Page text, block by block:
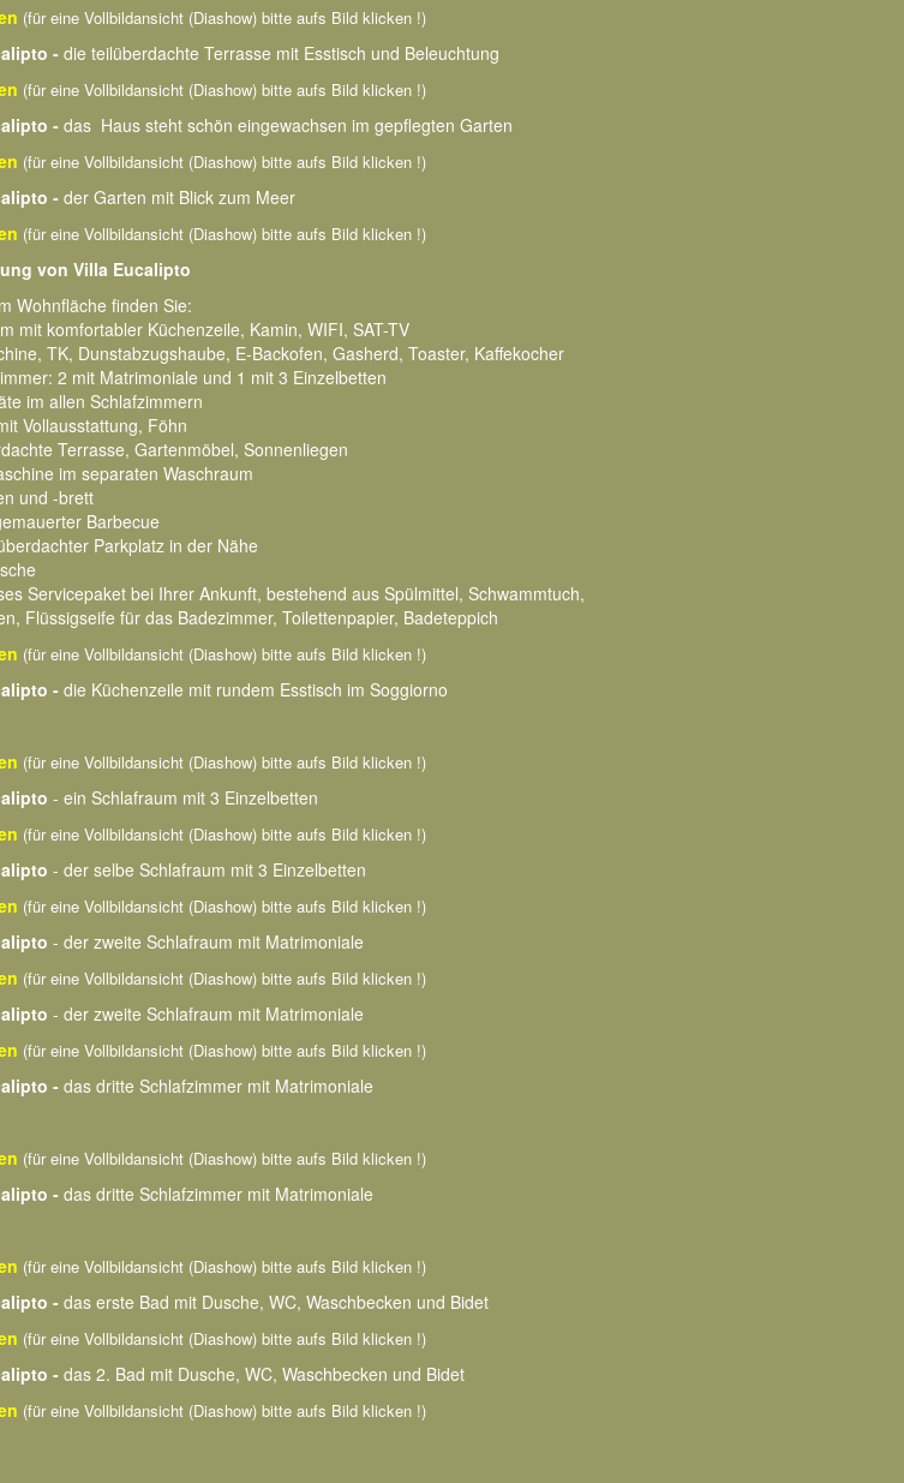
(für eine Vollbildansicht (Diashow) bitte aufs Bild klicken !)
- die teilüberdachte Terrasse mit Esstisch und Beleuchtung
(für eine Vollbildansicht (Diashow) bitte aufs Bild klicken !)
- das Haus steht schön eingewachsen im gepflegten Garten
(für eine Vollbildansicht (Diashow) bitte aufs Bild klicken !)
- der Garten mit Blick zum Meer
(für eine Vollbildansicht (Diashow) bitte aufs Bild klicken !)
von Villa Eucalipto
Wohnfläche finden Sie:
mit komfortabler Küchenzeile, Kamin, WIFI, SAT-TV
TK, Dunstabzugshaube, E-Backofen, Gasherd, Toaster, Kaffekocher
2 mit Matrimoniale und 1 mit 3 Einzelbetten
im allen Schlafzimmern
Vollausstattung, Föhn
Terrasse, Gartenmöbel, Sonnenliegen
im separaten Waschraum
und -brett
Barbecue
Parkplatz in der Nähe
Servicepaket bei Ihrer Ankunft, bestehend aus Spülmittel, Schwammtuch,
Flüssigseife für das Badezimmer, Toilettenpapier, Badeteppich
(für eine Vollbildansicht (Diashow) bitte aufs Bild klicken !)
- die Küchenzeile mit rundem Esstisch im Soggiorno
(für eine Vollbildansicht (Diashow) bitte aufs Bild klicken !)
- ein Schlafraum mit 3 Einzelbetten
(für eine Vollbildansicht (Diashow) bitte aufs Bild klicken !)
- der selbe Schlafraum mit 3 Einzelbetten
(für eine Vollbildansicht (Diashow) bitte aufs Bild klicken !)
- der zweite Schlafraum mit Matrimoniale
(für eine Vollbildansicht (Diashow) bitte aufs Bild klicken !)
- der zweite Schlafraum mit Matrimoniale
(für eine Vollbildansicht (Diashow) bitte aufs Bild klicken !)
- das dritte Schlafzimmer mit Matrimoniale
(für eine Vollbildansicht (Diashow) bitte aufs Bild klicken !)
- das dritte Schlafzimmer mit Matrimoniale
(für eine Vollbildansicht (Diashow) bitte aufs Bild klicken !)
- das erste Bad mit Dusche, WC, Waschbecken und Bidet
(für eine Vollbildansicht (Diashow) bitte aufs Bild klicken !)
- das 2. Bad mit Dusche, WC, Waschbecken und Bidet
(für eine Vollbildansicht (Diashow) bitte aufs Bild klicken !)